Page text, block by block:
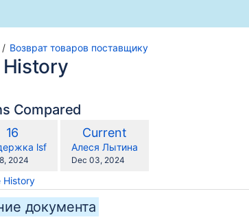
Возврат товаров поставщику
History
Compared
Old
Version
16
lsf
2024
compared
New
Version
Current
changes.mady.by.user
Алеся Лытина
Saved
Dec 03, 2024
History
документа